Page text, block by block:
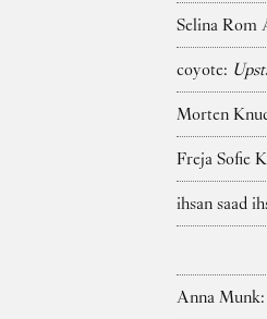
Selina Rom
coyote:
Morten
Freja Sofie
ihsan saad
Anna Munk: